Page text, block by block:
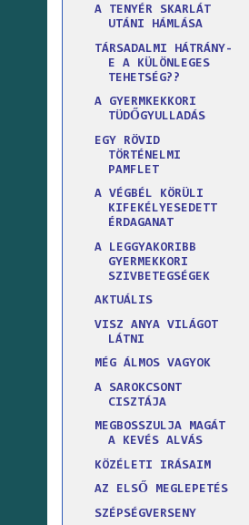
A TENYÉR SKARLÁT
UTÁNI HÁMLÁSA
TÁRSADALMI HÁTRÁNY-
E A KÜLÖNLEGES
TEHETSÉG??
A GYERMKEKKORI
TÜDŐGYULLADÁS
EGY RÖVID
TÖRTÉNELMI
PAMFLET
A VÉGBÉL KÖRÜLI
KIFEKÉLYESEDETT
ÉRDAGANAT
A LEGGYAKORIBB
GYERMEKKORI
SZIVBETEGSÉGEK
AKTUÁLIS
VISZ ANYA VILÁGOT
LÁTNI
MÉG ÁLMOS VAGYOK
A SAROKCSONT
CISZTÁJA
MEGBOSSZULJA MAGÁT
A KEVÉS ALVÁS
KÖZÉLETI IRÁSAIM
AZ ELSŐ MEGLEPETÉS
SZÉPSÉGVERSENY